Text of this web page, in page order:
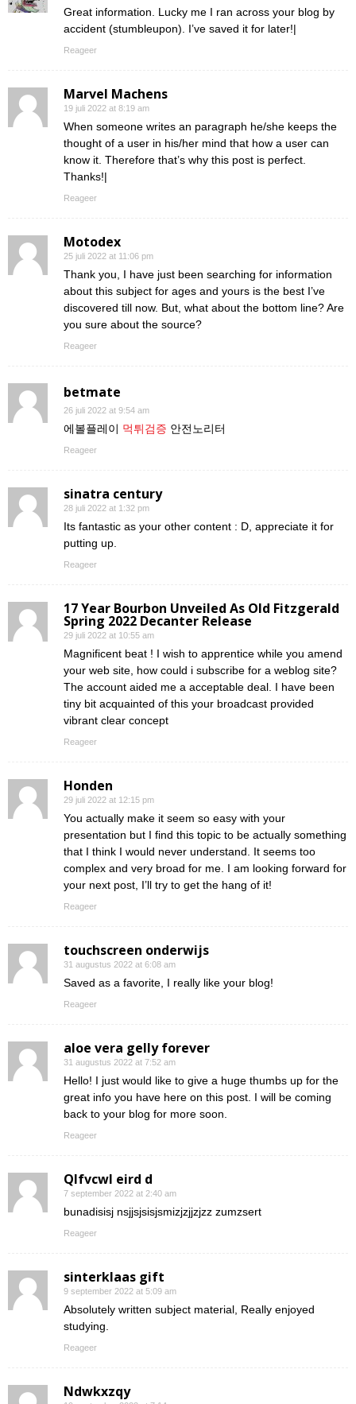
Great information. Lucky me I ran across your blog by
accident (stumbleupon). I’ve saved it for later!|
Reageer
Marvel Machens
19 juli 2022 at 8:19 am
When someone writes an paragraph he/she keeps the
thought of a user in his/her mind that how a user can
know it. Therefore that’s why this post is perfect.
Thanks!|
Reageer
Motodex
25 juli 2022 at 11:06 pm
Thank you, I have just been searching for information
about this subject for ages and yours is the best I’ve
discovered till now. But, what about the bottom line? Are
you sure about the source?
Reageer
betmate
26 juli 2022 at 9:54 am
에볼플레이 먹튀검증 안전노리터
Reageer
sinatra century
28 juli 2022 at 1:32 pm
Its fantastic as your other content : D, appreciate it for
putting up.
Reageer
17 Year Bourbon Unveiled As Old Fitzgerald
Spring 2022 Decanter Release
29 juli 2022 at 10:55 am
Magnificent beat ! I wish to apprentice while you amend
your web site, how could i subscribe for a weblog site?
The account aided me a acceptable deal. I have been
tiny bit acquainted of this your broadcast provided
vibrant clear concept
Reageer
Honden
29 juli 2022 at 12:15 pm
You actually make it seem so easy with your
presentation but I find this topic to be actually something
that I think I would never understand. It seems too
complex and very broad for me. I am looking forward for
your next post, I’ll try to get the hang of it!
Reageer
touchscreen onderwijs
31 augustus 2022 at 6:08 am
Saved as a favorite, I really like your blog!
Reageer
aloe vera gelly forever
31 augustus 2022 at 7:52 am
Hello! I just would like to give a huge thumbs up for the
great info you have here on this post. I will be coming
back to your blog for more soon.
Reageer
Qlfvcwl eird d
7 september 2022 at 2:40 am
bunadisisj nsjjsjsisjsmizjzjjzjzz zumzsert
Reageer
sinterklaas gift
9 september 2022 at 5:09 am
Absolutely written subject material, Really enjoyed
studying.
Reageer
Ndwkxzqy